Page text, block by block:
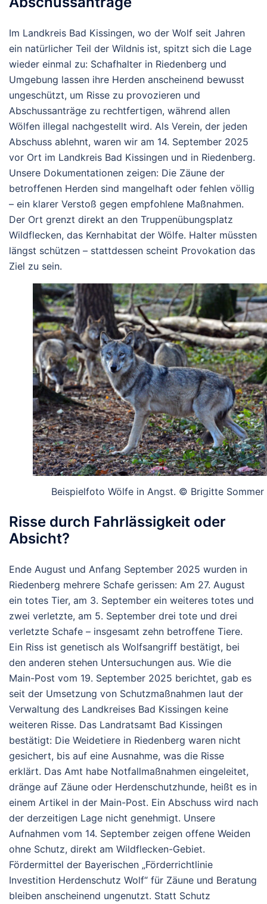
Im Landkreis Bad Kissingen, wo der Wolf seit Jahren
ein natürlicher Teil der Wildnis ist, spitzt sich die Lage
wieder einmal zu: Schafhalter in Riedenberg und
Umgebung lassen ihre Herden anscheinend bewusst
ungeschützt, um Risse zu provozieren und
Abschussanträge zu rechtfertigen, während allen
Wölfen illegal nachgestellt wird. Als Verein, der jeden
Abschuss ablehnt, waren wir am 14. September 2025
vor Ort im Landkreis Bad Kissingen und in Riedenberg.
Unsere Dokumentationen zeigen: Die Zäune der
betroffenen Herden sind mangelhaft oder fehlen völlig
– ein klarer Verstoß gegen empfohlene Maßnahmen.
Der Ort grenzt direkt an den Truppenübungsplatz
Wildflecken, das Kernhabitat der Wölfe. Halter müssten
längst schützen – stattdessen scheint Provokation das
Ziel zu sein.
Beispielfoto Wölfe in Angst. © Brigitte Sommer
Risse durch Fahrlässigkeit oder
Absicht?
Ende August und Anfang September 2025 wurden in
Riedenberg mehrere Schafe gerissen: Am 27. August
ein totes Tier, am 3. September ein weiteres totes und
zwei verletzte, am 5. September drei tote und drei
verletzte Schafe – insgesamt zehn betroffene Tiere.
Ein Riss ist genetisch als Wolfsangriff bestätigt, bei
den anderen stehen Untersuchungen aus. Wie die
Main-Post vom 19. September 2025 berichtet, gab es
seit der Umsetzung von Schutzmaßnahmen laut der
Verwaltung des Landkreises Bad Kissingen keine
weiteren Risse. Das Landratsamt Bad Kissingen
bestätigt: Die Weidetiere in Riedenberg waren nicht
gesichert, bis auf eine Ausnahme, was die Risse
erklärt. Das Amt habe Notfallmaßnahmen eingeleitet,
dränge auf Zäune oder Herdenschutzhunde, heißt es in
einem Artikel in der Main-Post. Ein Abschuss wird nach
der derzeitigen Lage nicht genehmigt. Unsere
Aufnahmen vom 14. September zeigen offene Weiden
ohne Schutz, direkt am Wildflecken-Gebiet.
Fördermittel der Bayerischen „Förderrichtlinie
Investition Herdenschutz Wolf“ für Zäune und Beratung
bleiben anscheinend ungenutzt. Statt Schutz